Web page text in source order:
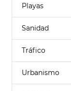
Playas
Sanidad
Tráfico
Urbanismo